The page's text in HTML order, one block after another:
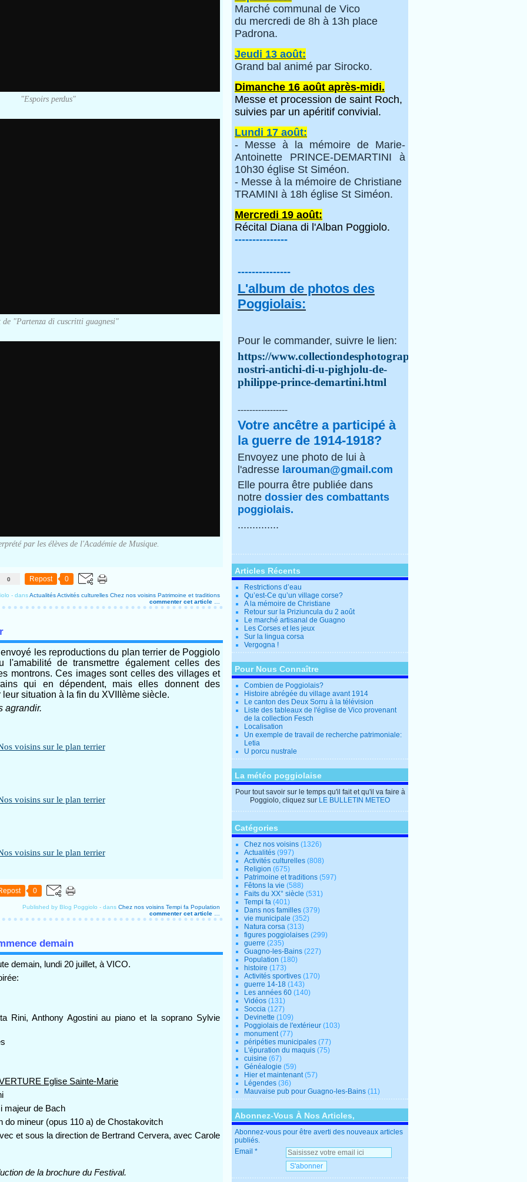
"Espoirs perdus"
de "Partenza di cuscritti guagnesi"
par les élèves de l'Académie de Musique.
0 Repost 0
- dansActualitésActivités culturelles Chez nos voisins Patrimoine et traditions
commenter cet article
les reproductions du plan terrier de Poggiolo
l'amabilité de transmettre également celles des
montrons. Ces images sont celles des villages et
qui en dépendent, mais elles donnent des
situation à la fin du XVIIIème siècle.
agrandir.
0
Published by Blog Poggiolo - dans Chez nos voisins Tempi fa Population
commenter cet article
demain
demain, lundi 20 juillet, à VICO.
Rini, Anthony Agostini au piano et la soprano Sylvie
Eglise Sainte-Marie
majeur de Bach
do mineur (opus 110 a) de Chostakovitch
et sous la direction de Bertrand Cervera, avec Carole
de la brochure du Festival.
Marché communal de Vico
du mercredi de 8h à 13h place
Padrona.
Jeudi 13 août:
Grand bal animé par Sirocko.
Dimanche 16 août après-midi.
Messe et procession de saint Roch,
suivies par un apéritif convivial.
Lundi 17 août:
- Messe à la mémoire de Marie-
Antoinette PRINCE-DEMARTINI à
10h30 église St Siméon.
- Messe à la mémoire de Christiane
TRAMINI à 18h église St Siméon.
Mercredi 19 août:
Récital Diana di l'Alban Poggiolo.
---------------
---------------
L'album de photos des
Poggiolais:
Pour le commander, suivre le lien:
https://www.collectiondesphotographes.com/i-
nostri-antichi-di-u-pighjolu-de-
philippe-prince-demartini.html
-----------------
Votre ancêtre a participé à
la guerre de 1914-1918?
Envoyez une photo de lui à
l'adresse larouman@gmail.com
Elle pourra être publiée dans
notre dossier des combattants
poggiolais.
..............
Articles Récents
Restrictions d’eau
Qu’est-Ce qu’un village corse?
A la mémoire de Christiane
Retour sur la Priziuncula du 2 août
Le marché artisanal de Guagno
Les Corses et les jeux
Sur la lingua corsa
Vergogna !
Pour Nous Connaître
Combien de Poggiolais?
Histoire abrégée du village avant 1914
Le canton des Deux Sorru à la télévision
Liste des tableaux de l'église de Vico provenant
de la collection Fesch
Localisation
Un exemple de travail de recherche patrimoniale:
Letia
U porcu nustrale
La météo poggiolaise
Pour tout savoir sur le temps qu'il fait et qu'il va faire à
Poggiolo, cliquez sur LE BULLETIN METEO
Catégories
Chez nos voisins (1326)
Actualités (997)
Activités culturelles (808)
Religion (675)
Patrimoine et traditions (597)
Fêtons la vie (588)
Faits du XX° siècle (531)
Tempi fa (401)
Dans nos familles (379)
vie municipale (352)
Natura corsa (313)
figures poggiolaises (299)
guerre (235)
Guagno-les-Bains (227)
Population (180)
histoire (173)
Activités sportives (170)
guerre 14-18 (143)
Les années 60 (140)
Vidéos (131)
Soccia (127)
Devinette (109)
Poggiolais de l'extérieur (103)
monument(77)
péripéties municipales (77)
L'épuration du maquis (75)
cuisine (67)
Généalogie (59)
Hier et maintenant(57)
Légendes (36)
Mauvaise pub pour Guagno-les-Bains (11)
Abonnez-Vous À Nos Articles,
Abonnez-vous pour être averti des nouveaux articles
publiés.
Email